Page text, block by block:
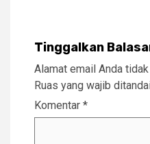
Tinggalkan
Alamat email Anda
Ruas yang wajib
Komentar *